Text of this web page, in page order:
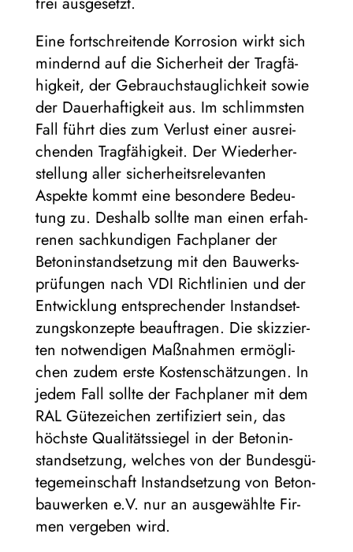
Eine fort­schrei­tende Kor­ro­sion wirkt sich
min­dernd auf die Sicher­heit der Trag­fä­
hig­keit, der Gebrauchs­taug­lich­keit sowie
der Dau­er­haf­tig­keit aus. Im schlimms­ten
Fall führt dies zum Ver­lust einer aus­rei­
chen­den Trag­fä­hig­keit. Der Wie­der­her­
stel­lung aller sicher­heits­re­le­van­ten
Aspekte kommt eine beson­dere Bedeu­
tung zu. Des­halb sollte man einen erfah­
re­nen sach­kun­di­gen Fach­pla­ner der
Beton­in­stand­set­zung mit den Bau­werks­
prü­fun­gen nach VDI Richt­li­nien und der
Ent­wick­lung ent­spre­chen­der Instand­set­
zungs­kon­zepte beauf­tra­gen. Die skiz­zier­
ten not­wen­di­gen Maß­nah­men ermög­li­
chen zudem erste Kos­ten­schät­zun­gen. In
jedem Fall sollte der Fach­pla­ner mit dem
RAL Güte­zei­chen zer­ti­fi­ziert sein, das
höchste Qua­li­täts­sie­gel in der Beton­in­
stand­set­zung, wel­ches von der Bun­des­gü­
te­ge­mein­schaft Instand­set­zung von Beton­
bau­wer­ken e.V. nur an aus­ge­wählte Fir­
men ver­ge­ben wird.